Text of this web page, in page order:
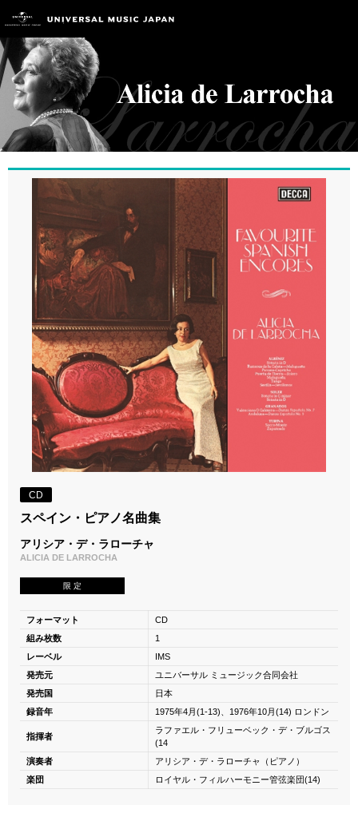
CD
スペイン・ピアノ名曲集
アリシア・デ・ラローチャ
ALICIA DE LARROCHA
限 定
フォーマット
CD
組み枚数
1
レーベル
IMS
発売元
ユニバーサル ミュージック合同会社
発売国
日本
録音年
1975年4月(1-13)、1976年10月(14) ロンドン
指揮者
ラファエル・フリューベック・デ・ブルゴス
(14
演奏者
アリシア・デ・ラローチャ（ピアノ）
楽団
ロイヤル・フィルハーモニー管弦楽団(14)